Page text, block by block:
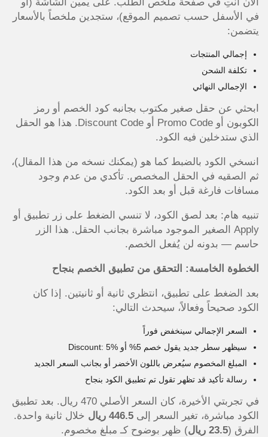
الآن أنتِ في صفحة ملخص الطلب. على يمين الشاشة (أو
في الأسفل حسب تصميم الموقع)، ستجدين ملخصاً بالأسعار
يتضمن:
إجمالي المنتجات
تكلفة الشحن
الإجمالي النهائي
ابحثي عن حقل صغير مكتوب بجانبه كود الخصم أو رمز
الكوبون أو Promo Code أو Discount Code. هذا هو الحقل
الذي ستدخلين فيه الكود.
انسخي الكود بالضبط كما هو (يمكنك نسخه من هذا المقال)،
ثم الصقيه في الحقل المخصص. تأكدي من عدم وجود
مسافات فارغة قبل أو بعد الكود.
تنبيه هام: بعد لصق الكود، لا تنسي الضغط على زر تطبيق أو
Apply الصغير الموجود مباشرة بجانب الحقل. هذا الزر
حاسم — بدونه لن يُفعل الخصم.
الخطوة الخامسة: التحقق من تطبيق الخصم بنجاح
بعد الضغط على تطبيق، انتظري ثانية أو ثانيتين. إذا كان
الكود صحيحاً وفعالاً، سيحدث التالي:
السعر الإجمالي سينخفض فوراً
سيظهر سطر جديد يقول خصم 5% أو Discount: 5%
المبلغ المخصوم سيُعرض باللون الأخضر أو بجانب السعر الجديد
رسالة تأكيد قد تظهر تقول تم تطبيق الكود بنجاح
في تجربتي الأخيرة، كان السعر الأصلي 470 ريال. بعد تطبيق
الكود مباشرة، تغير السعر إلى 446.5 ريال
خلال ثانية واحدة.
الفرق (23.5 ريال ) ظهر بوضوح كـ مبلغ مخصوم.